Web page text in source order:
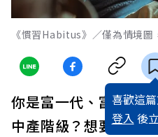
《慣習Habitus》／僅為情境
喜歡這
登入 後
你是富一代、富二代
中產階級？想要脫穎